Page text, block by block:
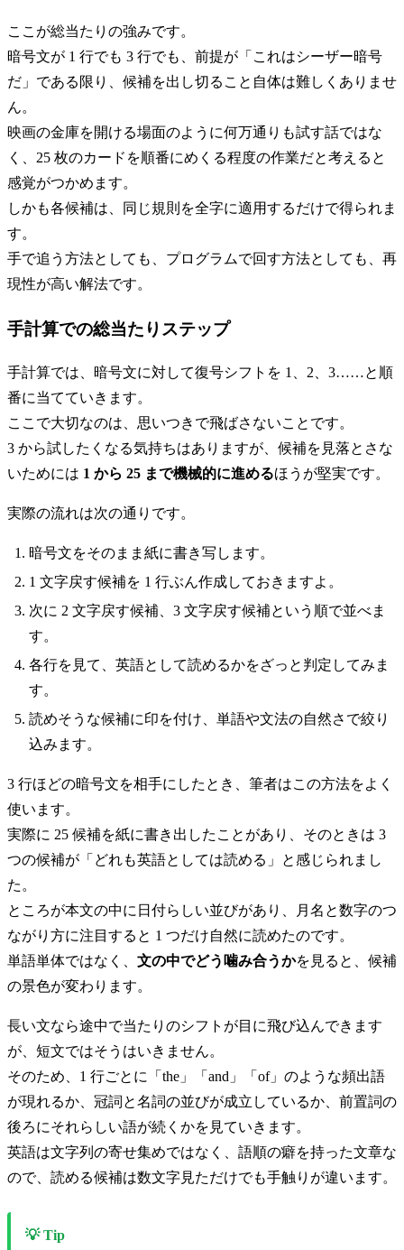
ここが総当たりの強みです。
暗号文が 1 行でも 3 行でも、前提が「これはシーザー暗号
だ」である限り、候補を出し切ること自体は難しくありませ
ん。
映画の金庫を開ける場面のように何万通りも試す話ではな
く、25 枚のカードを順番にめくる程度の作業だと考えると
感覚がつかめます。
しかも各候補は、同じ規則を全字に適用するだけで得られま
す。
手で追う方法としても、プログラムで回す方法としても、再
現性が高い解法です。
手計算での総当たりステップ
手計算では、暗号文に対して復号シフトを 1、2、3……と順
番に当てていきます。
ここで大切なのは、思いつきで飛ばさないことです。
3 から試したくなる気持ちはありますが、候補を見落とさな
いためには 1 から 25 まで機械的に進めるほうが堅実です。
実際の流れは次の通りです。
暗号文をそのまま紙に書き写します。
1 文字戻す候補を 1 行ぶん作成しておきますよ。
次に 2 文字戻す候補、3 文字戻す候補という順で並べま
す。
各行を見て、英語として読めるかをざっと判定してみま
す。
読めそうな候補に印を付け、単語や文法の自然さで絞り
込みます。
3 行ほどの暗号文を相手にしたとき、筆者はこの方法をよく
使います。
実際に 25 候補を紙に書き出したことがあり、そのときは 3
つの候補が「どれも英語としては読める」と感じられまし
た。
ところが本文の中に日付らしい並びがあり、月名と数字のつ
ながり方に注目すると 1 つだけ自然に読めたのです。
単語単体ではなく、 文の中でどう噛み合うかを見ると、候補
の景色が変わります。
長い文なら途中で当たりのシフトが目に飛び込んできます
が、短文ではそうはいきません。
そのため、1 行ごとに「the」「and」「of」のような頻出語
が現れるか、冠詞と名詞の並びが成立しているか、前置詞の
後ろにそれらしい語が続くかを見ていきます。
英語は文字列の寄せ集めではなく、語順の癖を持った文章な
ので、読める候補は数文字見ただけでも手触りが違います。
💡 Tip